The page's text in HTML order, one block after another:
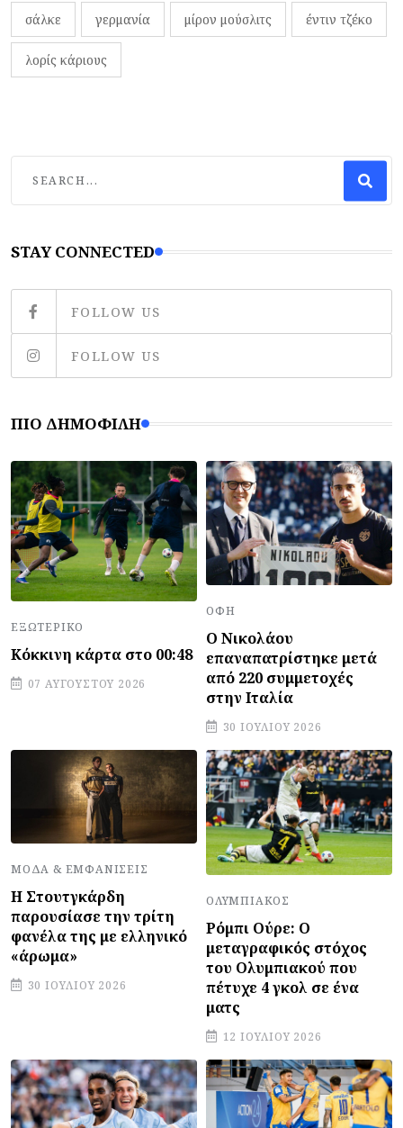
σάλκε γερμανία μίρον μούσλιτς έντιν τζέκο
λορίς κάριους
STAY CONNECTED
FOLLOW US
FOLLOW US
ΠΙΟ ΔΗΜΟΦΙΛΉ
ΕΞΩΤΕΡΙΚΌ
Κόκκινη κάρτα στο 00:48
07 ΑΥΓΟΎΣΤΟΥ 2026
ΟΦΗ
Ο Νικολάου
επαναπατρίστηκε μετά
από 220 συμμετοχές
στην Ιταλία
30 ΙΟΥΛΊΟΥ 2026
ΜΌΔΑ & ΕΜΦΑΝΊΣΕΙΣ
Η Στουτγκάρδη
παρουσίασε την τρίτη
φανέλα της με ελληνικό
«άρωμα»
30 ΙΟΥΛΊΟΥ 2026
ΟΛΥΜΠΙΑΚΌΣ
Ρόμπι Ούρε: Ο
μεταγραφικός στόχος
του Ολυμπιακού που
πέτυχε 4 γκολ σε ένα
ματς
12 ΙΟΥΛΊΟΥ 2026